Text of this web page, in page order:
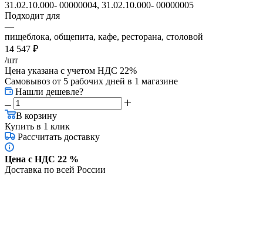
31.02.10.000- 00000004, 31.02.10.000- 00000005
Подходит для
—
пищеблока, общепита, кафе, ресторана, столовой
14 547 ₽
/шт
Цена указана с учетом НДС 22%
Самовывоз от 5 рабочих дней в 1 магазине
Нашли дешевле?
В корзину
Купить в 1 клик
Рассчитать доставку
Цена с НДС 22 %
Доставка по всей России